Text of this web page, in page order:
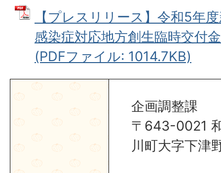
【プレスリリース】令和5年
感染症対応地方創生臨時交付
(PDFファイル: 1014.7KB)
企画調整課
〒643-0021
川町大字下津